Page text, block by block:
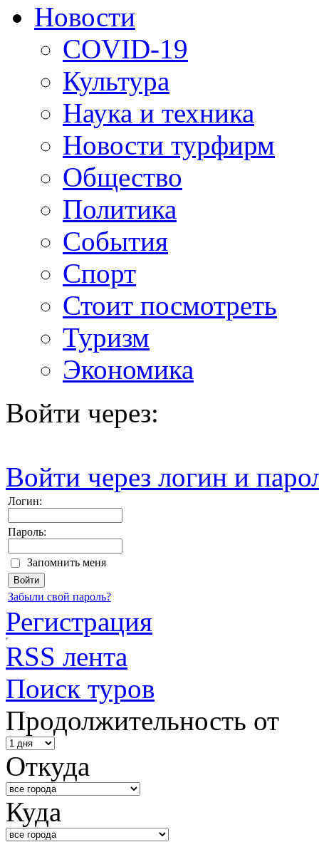
Новости
COVID-19
Культура
Наука и техника
Новости турфирм
Общество
Политика
События
Спорт
Стоит посмотреть
Туризм
Экономика
Войти через:
Войти через логин и
Логин:
Пароль:
Запомнить меня
Забыли свой пароль?
Регистрация
RSS лента
Поиск туров
Продолжительность от
Откуда
Куда